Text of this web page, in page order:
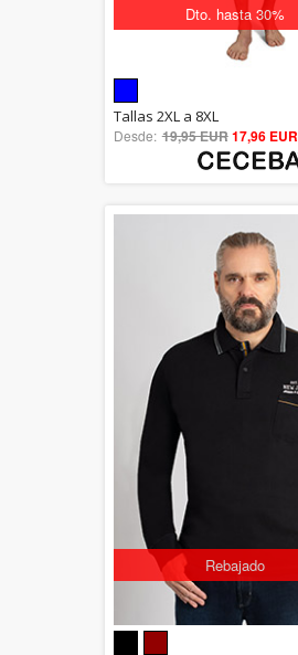
Dto. hasta 30%
5.00
out of 5
Tallas 2XL a 8XL
Desde: 19,95 EUR17,96 EUR
Rebajado